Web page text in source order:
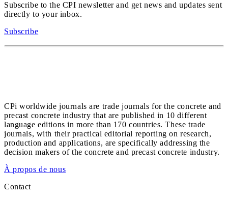
Subscribe to the CPI newsletter and get news and updates sent
directly to your inbox.
Subscribe
CPi worldwide journals are trade journals for the concrete and
precast concrete industry that are published in 10 different
language editions in more than 170 countries. These trade
journals, with their practical editorial reporting on research,
production and applications, are specifically addressing the
decision makers of the concrete and precast concrete industry.
À propos de nous
Contact